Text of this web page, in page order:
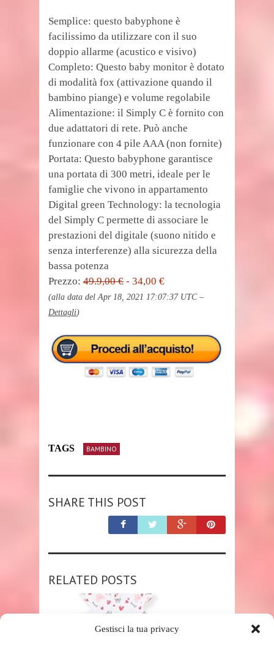
Gestisci la tua privacy
Semplice: questo babyphone è
facilissimo da utilizzare con il suo
doppio allarme (acustico e visivo)
Completo: Questo baby monitor è dotato
di modalità fox (attivazione quando il
bambino piange) e volume regolabile
Alimentazione: il Simply C è fornito con
due adattatori di rete. Può anche
funzionare con 4 pile AAA (non fornite)
Portata: Questo babyphone garantisce
una portata di 300 metri, ideale per le
famiglie che vivono in appartamento
Digital green Technology: la tecnologia
del Simply C permette di associare le
prestazioni del digitale (suono nitido e
senza interferenze) alla sicurezza della
bassa potenza
Prezzo: 49.9,00 € - 34,00 €
(alla data del Apr 18, 2021 17:07:37 UTC –
Dettagli)
TAGS BAMBINO
SHARE THIS POST
RELATED POSTS